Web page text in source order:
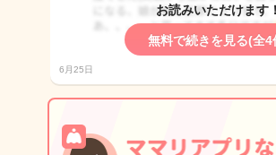
お読みいただけます！
無料で続きを見る(全4
6月25日